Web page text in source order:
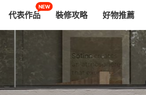
NEW
代表作品 裝修攻略 好物推薦